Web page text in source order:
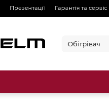
Презентації Гарантія та сервіс